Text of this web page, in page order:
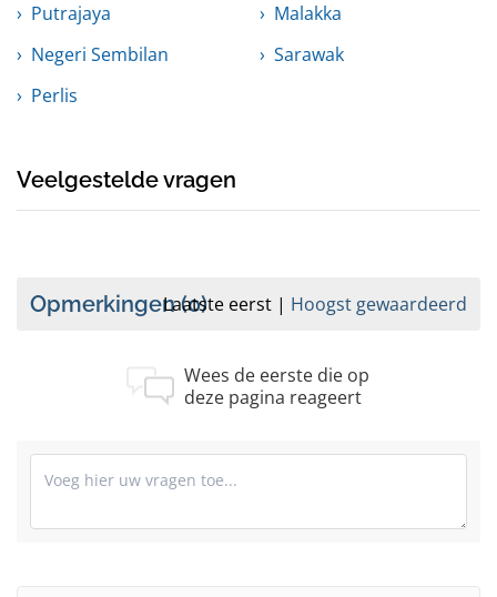
Putrajaya
Malakka
Negeri Sembilan
Sarawak
Perlis
Veelgestelde vragen
Opmerkingen(0)
Laatste eerst Hoogst gewaardeerd
Wees de eerste die op
deze pagina reageert